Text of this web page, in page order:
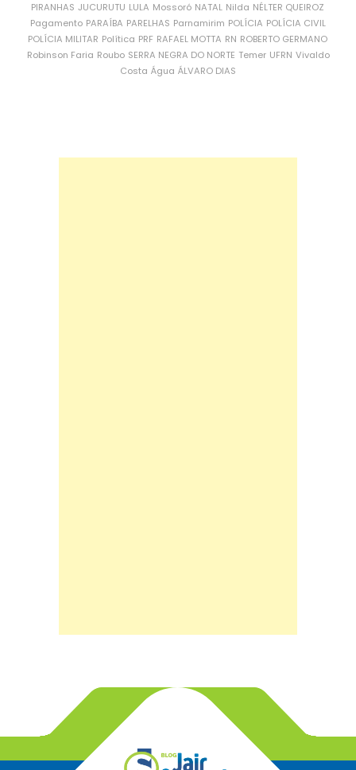
PIRANHAS JUCURUTU LULA Mossoró NATAL Nilda NÉLTER QUEIROZ
Pagamento PARAÍBA PARELHAS Parnamirim POLÍCIA POLÍCIA CIVIL
POLÍCIA MILITAR Política PRF RAFAEL MOTTA RN ROBERTO GERMANO
Robinson Faria Roubo SERRA NEGRA DO NORTE Temer UFRN Vivaldo
Costa Água ÁLVARO DIAS